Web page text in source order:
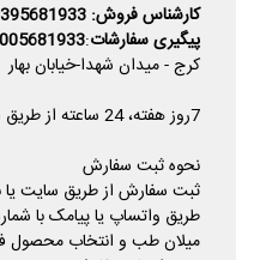
کارشناس فروش: 09395681933
پیگیری سفارشات:
کرج - میدان شهدا-خیابان بهار
7روز هفته، 24 ساعته از طریق سایت پاسخگوی شما هستیم
نحوه ثبت سفارش
ثبت سفارش از طریق سایت یا
میلان طب و انتخاب محصول